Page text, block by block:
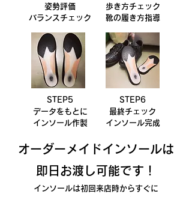
姿勢評価
バランスチェック
STEP5
データをもとに
インソール作製
歩き方チェック
靴の履き方指導
STEP6
最終チェック
インソール完成
オーダーメイドインソールは
即日お渡し可能です！
インソールは初回来店時からすぐに